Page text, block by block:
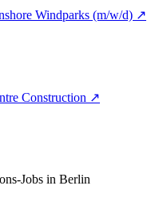
Windparks (m/w/d) ↗
Construction ↗
Jobs in Berlin